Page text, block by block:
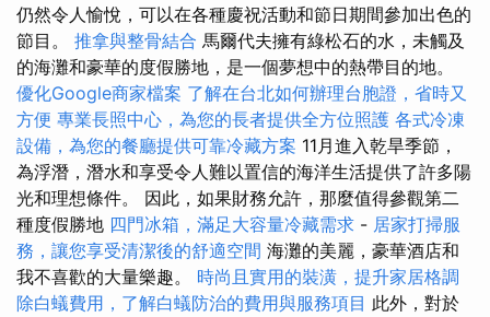
仍然令人愉悅，可以在各種慶祝活動和節日期間參加出色的
節目。 推拿與整骨結合 馬爾代夫擁有綠松石的水，未觸及
的海灘和豪華的度假勝地，是一個夢想中的熱帶目的地。
優化Google商家檔案 了解在台北如何辦理台胞證，省時又
方便 專業長照中心，為您的長者提供全方位照護 各式冷凍
設備，為您的餐廳提供可靠冷藏方案 11月進入乾旱季節，
為浮潛，潛水和享受令人難以置信的海洋生活提供了許多陽
光和理想條件。 因此，如果財務允許，那麼值得參觀第二
種度假勝地 四門冰箱，滿足大容量冷藏需求 - 居家打掃服
務，讓您享受清潔後的舒適空間 海灘的美麗，豪華酒店和
我不喜歡的大量樂趣。 時尚且實用的裝潢，提升家居格調
除白蟻費用，了解白蟻防治的費用與服務項目 此外，對於